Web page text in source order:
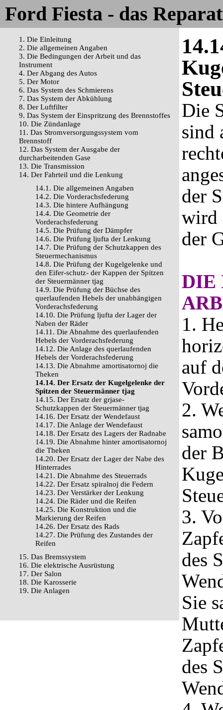
Ford Fiesta - das
1. Die Einleitung
2. Die allgemeinen Angaben
3. Die Bedingungen der Arbeit und das
Instrument
4. Der Abgang des Autos
5. Der Motor
6. Das System des Schmierens
7. Das System der Abkühlung
8. Der Luftfilter
9. Das System der Einspritzung des Brennstoffes
10. Die Zündanlage
11. Das Stromversorgungssystem vom
Brennstoff
12. Das System der Ausgabe der
durcharbeitenden Gase
13. Die Transmission
14. Der Fahrteil und die Lenkung
14.1. Die allgemeinen Angaben
14.2. Die Vorderachsfederung
14.3. Die hintere Aufhängung
14.4. Die Geometrie der
Vorderachsfederung
14.5. Die Prüfung der Dämpfer
14.6. Die Prüfung ljufta der Lenkung
14.7. Die Prüfung der Schutzkappen des
Steuermechanismus
14.8. Die Prüfung der Kugelgelenke und
den Eifer-schutz- der Kappen der Spitzen
der Steuermänner tjag
14.9. Die Prüfung der Büchse des
querlaufenden Hebels der unabhängigen
Vorderachsfederung
14.10. Die Prüfung ljufta der Lager der
Naben der Räder
14.11. Die Abnahme des querlaufenden
Hebels der Vorderachsfederung
14.12. Die Anlage des querlaufenden
Hebels der Vorderachsfederung
14.13. Die Abnahme amortisatornoj die
Theken
14.14. Der Ersatz der Kugelgelenke der
Spitzen der Steuermänner tjag
14.15. Der Ersatz der grjase-
Schutzkappen der Steuermänner tjag
14.16. Der Ersatz der Wendefaust
14.17. Die Anlage der Wendefaust
14.18. Der Ersatz des Lagers der Radnabe
14.19. Die Abnahme hinter amortisatornoj
die Theken
14.20. Der Ersatz der Lager der Nabe des
Hinterrades
14.21. Die Abnahme des Steuerrads
14.22. Der Ersatz spiralnoj die Federn
14.23. Der Verstärker der Lenkung
14.24. Die Räder und die Reifen
14.25. Die Konstruktion und die
Markierung der Reifen
14.26. Der Ersatz des Rads
14.27. Die Prüfung des Zustandes der
Reifen
15. Das Bremssystem
16. Die elektrische Ausrüstung
17. Der Salon
18. Die Karosserie
19. Die Anlagen
Die
sind
der
wird
der
DIE
1.
auf
2.
der
3.
des
Sie
des